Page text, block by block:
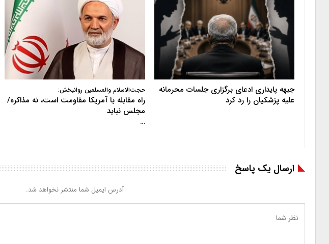
جبهه پایداری ادعای برگزاری جلسات محرمانه
علیه پزشکیان را رد کرد
حجت‌الاسلام والمسلمین روانبخش:
راه مقابله با آمریکا مقاومت است، نه مذاکره/
مجلس نباید
…
ارسال یک پاسخ
آدرس ایمیل شما منتشر نخواهد شد.